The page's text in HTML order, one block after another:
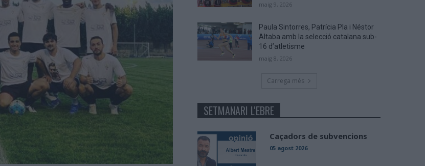
maig 9, 2026
Paula Sintorres, Patrícia Pla i Néstor
Altaba amb la selecció catalana sub-
16 d’atletisme
maig 8, 2026
Carrega més
SETMANARI L'EBRE
Caçadors de subvencions
05 agost 2026